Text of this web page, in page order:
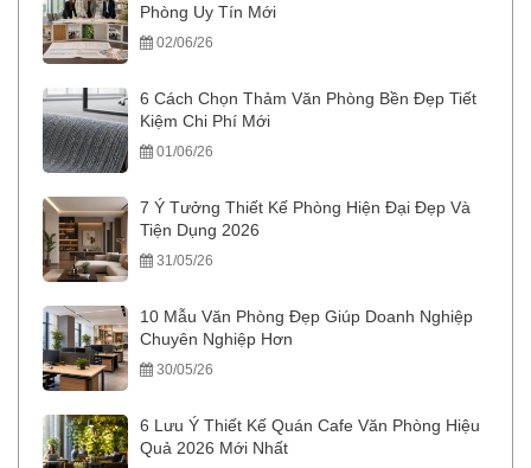
Phòng Uy Tín Mới
02/06/26
6 Cách Chọn Thảm Văn Phòng Bền Đẹp Tiết
Kiệm Chi Phí Mới
01/06/26
7 Ý Tưởng Thiết Kế Phòng Hiện Đại Đẹp Và
Tiện Dụng 2026
31/05/26
10 Mẫu Văn Phòng Đẹp Giúp Doanh Nghiệp
Chuyên Nghiệp Hơn
30/05/26
6 Lưu Ý Thiết Kế Quán Cafe Văn Phòng Hiệu
Quả 2026 Mới Nhất